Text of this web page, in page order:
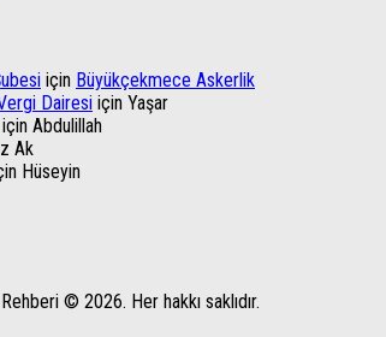
için Büyükçekmece Askerlik
Dairesi için Yaşar
için Abdulillah
Ak
Hüseyin
© 2026. Her hakkı saklıdır.